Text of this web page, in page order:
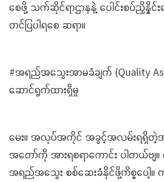
စေဖို့ သက်ဆိုင်ရာဌာနနဲ့ ပေါင်းစပ်ညှိနှိုင်
တင်ပြပါရစေ ဆရာ။
#အရည်အသွေးအာမခံချက် (Quality
ဆောင်ရွက်ထားရှိမှု
မေး။ အလုပ်အကိုင် အခွင့်အလမ်းရရှိတဲ့အ
အတော်ကို အားရစရာကောင်း ပါတယ်ဗ
အရည်အသွေး စစ်ဆေးခံနိုင်ဖို့ကိစ္စပေါ့